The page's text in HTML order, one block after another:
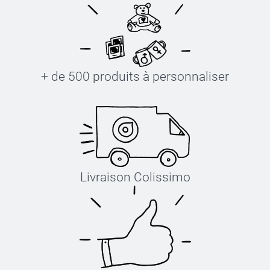
+ de 500 produits à personnaliser
Livraison Colissimo